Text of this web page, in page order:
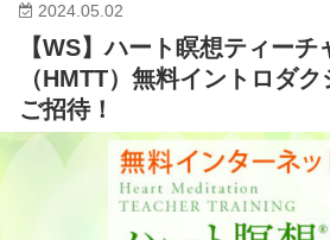
2024.05.02
【WS】ハート瞑想ティー
（HMTT）無料イントロダ
ご招待！